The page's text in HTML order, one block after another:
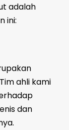
adalah
ini:
ahli kami
dan